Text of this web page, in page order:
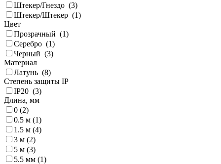
Штекер/Гнездо (3)
Штекер/Штекер (1)
Цвет
Прозрачный (1)
Серебро (1)
Черный (3)
Материал
Латунь (8)
Степень защиты IP
IP20 (3)
Длина, мм
0 (2)
0.5 м (1)
1.5 м (4)
3 м (2)
5 м (3)
5.5 мм (1)